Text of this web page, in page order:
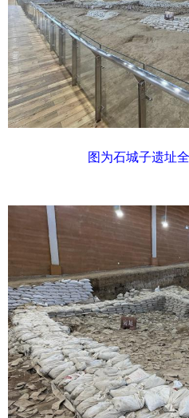
图为石城子遗址